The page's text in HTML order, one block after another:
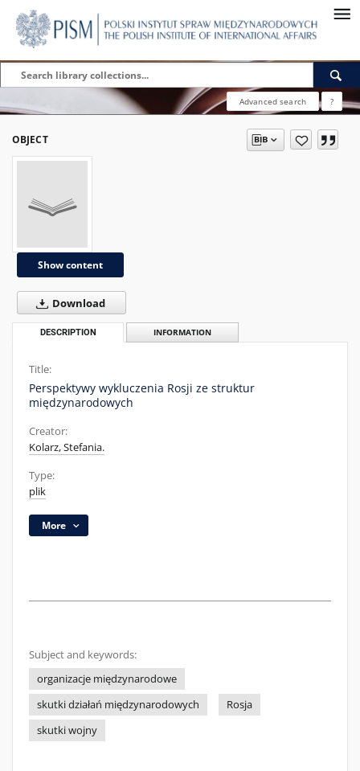
Advanced search ?
OBJECT
Show content
Download
DESCRIPTION INFORMATION
Title:
Perspektywy wykluczenia Rosji ze struktur
międzynarodowych
Creator:
Kolarz, Stefania.
Type:
plik
More
Subject and keywords:
organizacje międzynarodowe
skutki działań międzynarodowych
Rosja
skutki wojny